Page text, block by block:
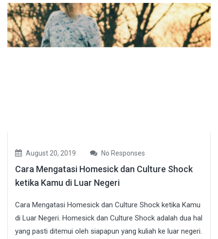
August 20, 2019 No Responses
Cara Mengatasi Homesick dan Culture Shock
ketika Kamu di Luar Negeri
Cara Mengatasi Homesick dan Culture Shock ketika Kamu
di Luar Negeri. Homesick dan Culture Shock adalah dua hal
yang pasti ditemui oleh siapapun yang kuliah ke luar negeri.